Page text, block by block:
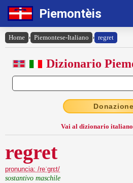
Piemontèis
Home › Piemontese-Italiano › regret
Dizionario
Donazione
Vai al dizionario
regret
pronuncia: /reˈgrɛt/
sostantivo maschile